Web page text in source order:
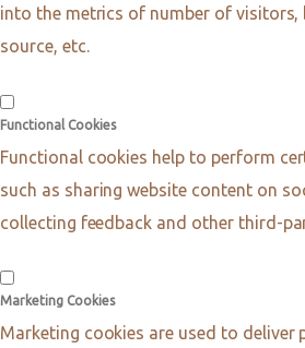
into the metrics of number of visitors,
source, etc.
Functional Cookies
Functional cookies help to perform
such as sharing website content on
collecting feedback and other third-
Marketing Cookies
Marketing cookies are used to deliver